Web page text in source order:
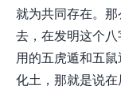
就为共同存在。
去，在发明这个
用的五虎遁和五
化土，那就是说